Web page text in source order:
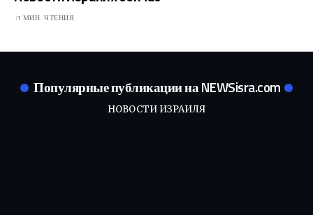
1 МИН. ЧТЕНИЯ
Популярные публикации на NEWSisra.com
НОВОСТИ ИЗРАИЛЯ